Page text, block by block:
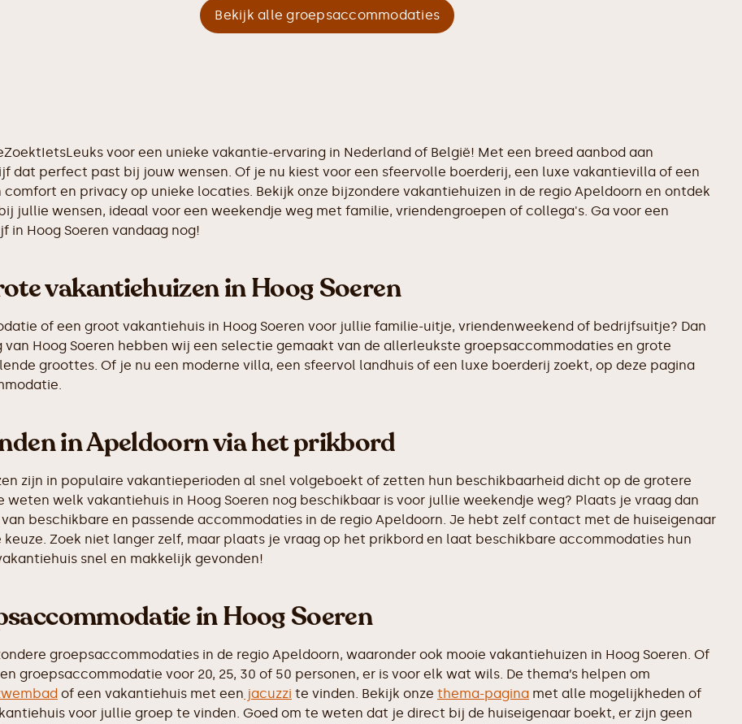
Bekijk alle groepsaccommodaties
voor een unieke vakantie-ervaring in Nederland of België! Met een breed aanbod aan
dat perfect past bij jouw wensen. Of je nu kiest voor een sfeervolle boerderij, een luxe vakantievilla of een
en privacy op unieke locaties. Bekijk onze bijzondere vakantiehuizen in de regio Apeldoorn en ontdek
jullie wensen, ideaal voor een weekendje weg met familie, vriendengroepen of collega's. Ga voor een
Hoog Soeren vandaag nog!
vakantiehuizen in Hoog Soeren
of een groot vakantiehuis in Hoog Soeren voor jullie familie-uitje, vriendenweekend of bedrijfsuitje? Dan
Hoog Soeren hebben wij een selectie gemaakt van de allerleukste groepsaccommodaties en grote
groottes. Of je nu een moderne villa, een sfeervol landhuis of een luxe boerderij zoekt, op deze pagina
in Apeldoorn via het prikbord
zijn in populaire vakantieperioden al snel volgeboekt of zetten hun beschikbaarheid dicht op de grotere
weten welk vakantiehuis in Hoog Soeren nog beschikbaar is voor jullie weekendje weg? Plaats je vraag dan
beschikbare en passende accommodaties in de regio Apeldoorn. Je hebt zelf contact met de huiseigenaar
Zoek niet langer zelf, maar plaats je vraag op het prikbord en laat beschikbare accommodaties hun
snel en makkelijk gevonden!
in Hoog Soeren
groepsaccommodaties in de regio Apeldoorn, waaronder ook mooie vakantiehuizen in Hoog Soeren. Of
groepsaccommodatie voor 20, 25, 30 of 50 personen, er is voor elk wat wils. De thema’s helpen om
of een vakantiehuis met een jacuzzi te vinden. Bekijk onze thema-pagina met alle mogelijkheden of
voor jullie groep te vinden. Goed om te weten dat je direct bij de huiseigenaar boekt, er zijn geen